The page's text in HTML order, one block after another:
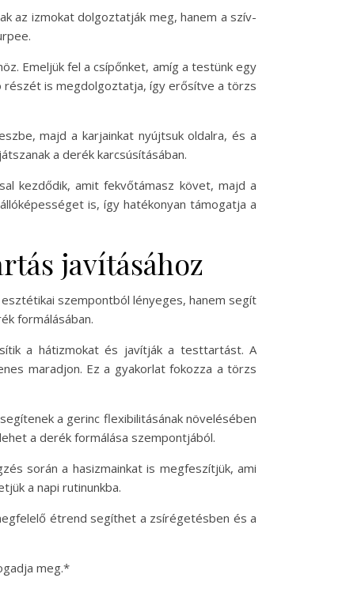
az izmokat dolgoztatják meg, hanem a szív-
Emeljük fel a csípőnket, amíg a testünk egy
részét is megdolgoztatja, így erősítve a törzs
majd a karjainkat nyújtsuk oldalra, és a
a derék karcsúsításában.
kezdődik, amit fekvőtámasz követ, majd a
is, így hatékonyan támogatja a
javításához
szempontból lényeges, hanem segít
formálásában.
a hátizmokat és javítják a testtartást. A
maradjon. Ez a gyakorlat fokozza a törzs
a gerinc flexibilitásának növelésében
a derék formálása szempontjából.
során a hasizmainkat is megfeszítjük, ami
a napi rutinunkba.
étrend segíthet a zsírégetésben és a
meg.*